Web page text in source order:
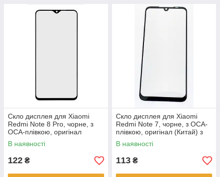
Скло дисплея для Xiaomi
Redmi Note 8 Pro, чорне, з
OCA-плівкою, оригінал
(Китай), з олеофобним
покриттям
В наявності
122 ₴
Скло дисплея для Xiaomi
Redmi Note 7, чорне, з OCA-
плівкою, оригінал (Китай) з
олеофобним покриттям
В наявності
113 ₴